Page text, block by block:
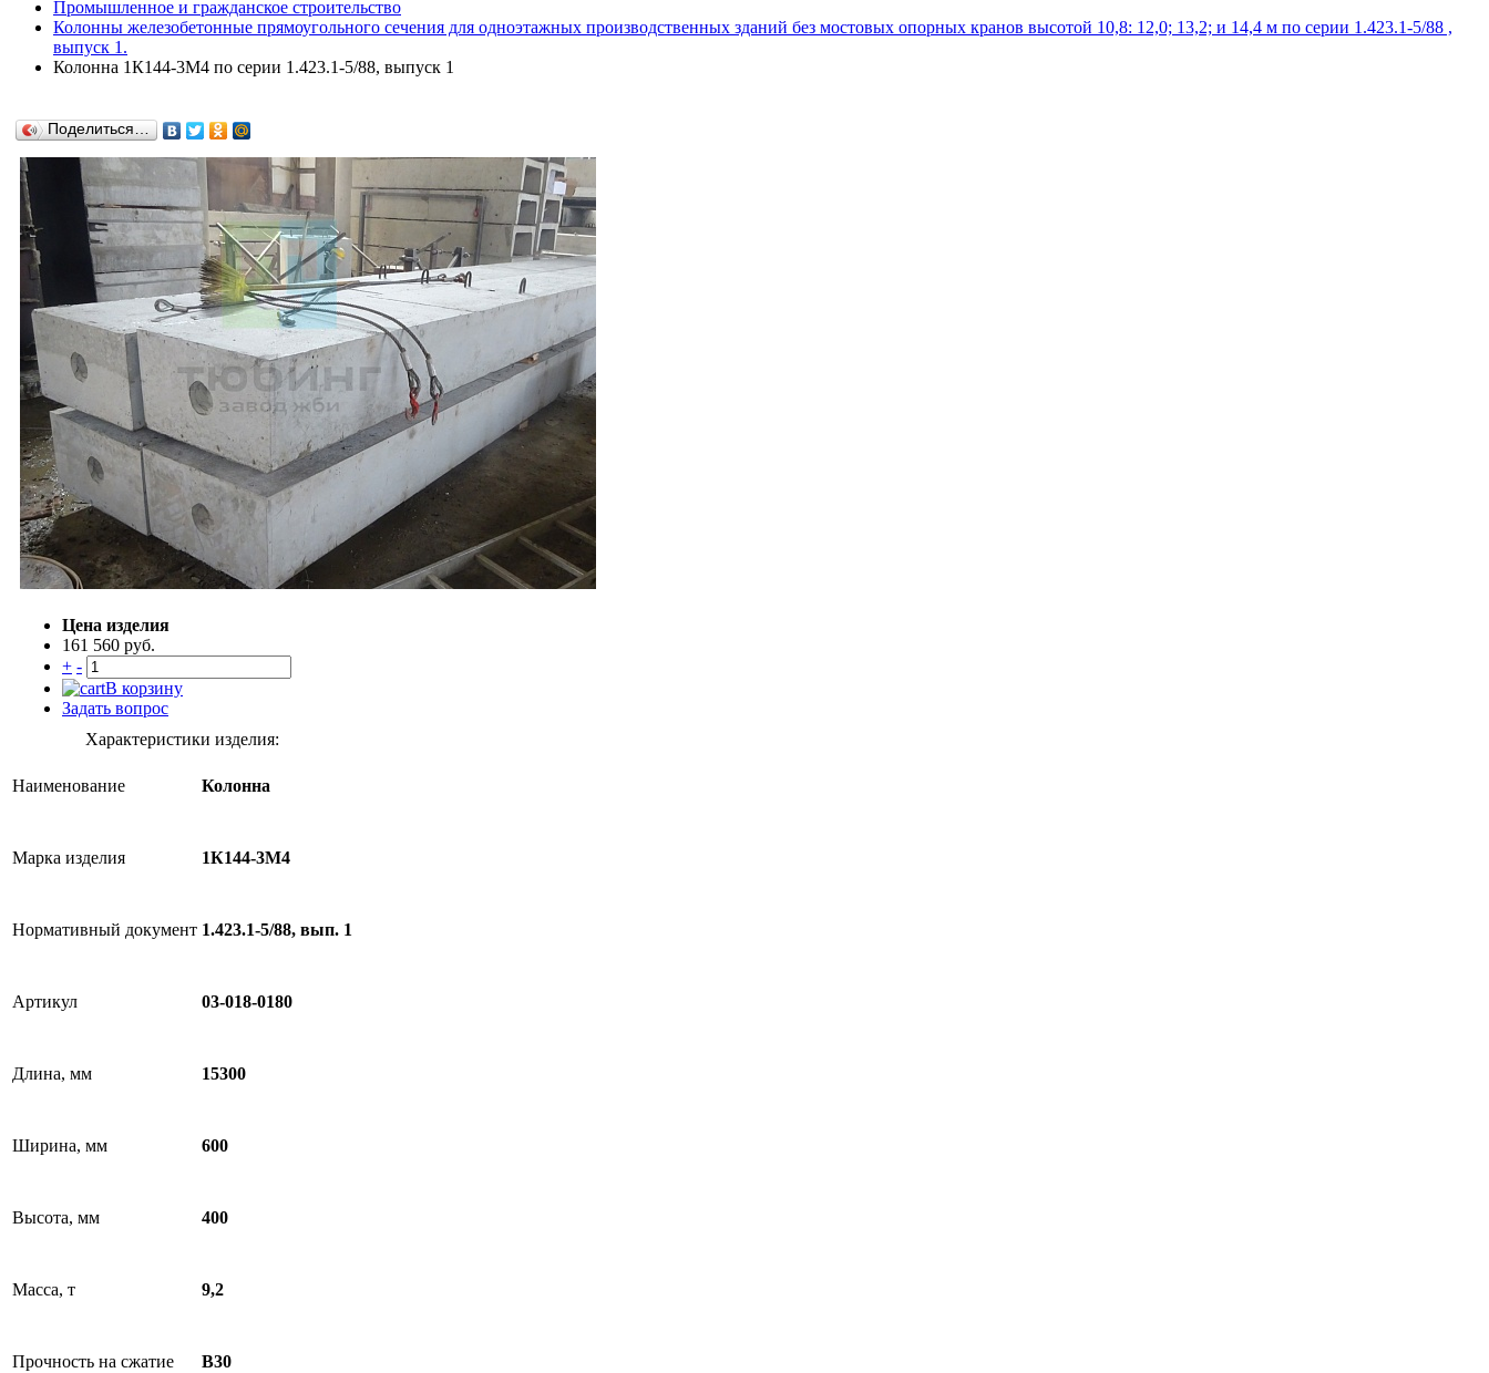
Промышленное и гражданское строительство
Колонны железобетонные прямоугольного сечения для одноэтажных производственных зданий без мостовых опорных кранов высотой 10,8: 12,0; 13,2; и 14,4 м по серии 1.423.1-5/88 ,
выпуск 1.
Колонна 1К144-3М4 по серии 1.423.1-5/88, выпуск 1
Поделиться…
Цена изделия
161 560 руб.
+ -
В корзину
Задать вопрос
Характеристики изделия:
Наименование Колонна
Марка изделия 1К144-3М4
Нормативный документ 1.423.1-5/88, вып. 1
Артикул 03-018-0180
Длина, мм 15300
Ширина, мм 600
Высота, мм 400
Масса, т 9,2
Прочность на сжатие В30